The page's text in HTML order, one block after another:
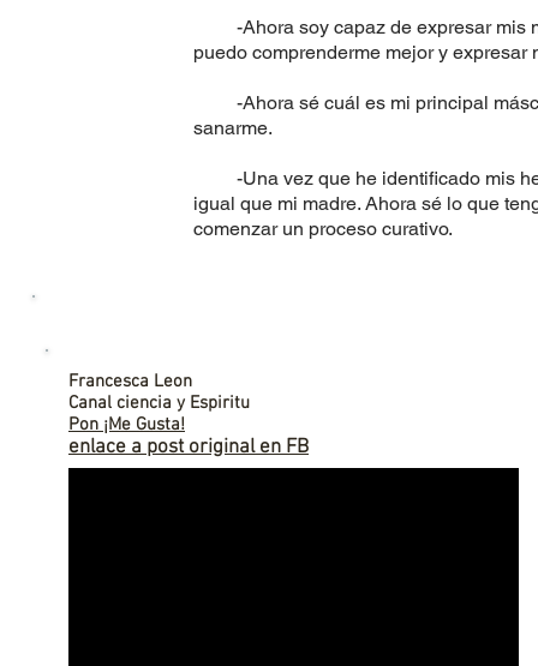
-Ahora soy capaz de expresar mis
puedo comprenderme mejor y expresar
-Ahora sé cuál es mi principal
sanarme.
-Una vez que he identificado mis
igual que mi madre. Ahora sé lo que
comenzar un proceso curativo.
Francesca Leon
Canal ciencia y Espiritu
Pon ¡Me Gusta!
enlace a post original en FB